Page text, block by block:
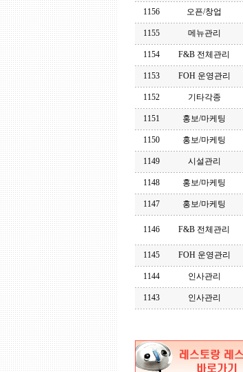
1156 오픈/창업
1155 메뉴관리
1154 F&B 전체관리
1153 FOH 운영관리
1152 기타각종
1151 홍보/마케팅
1150 홍보/마케팅
1149 시설관리
1148 홍보/마케팅
1147 홍보/마케팅
1146 F&B 전체관리
1145 FOH 운영관리
1144 인사관리
1143 인사관리